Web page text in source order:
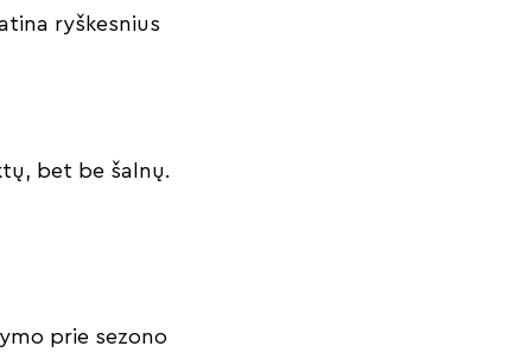
ryškesnius
bet be šalnų.
prie sezono